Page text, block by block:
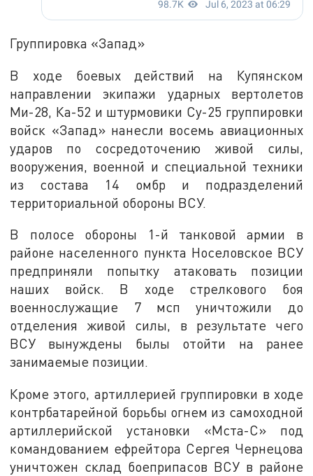
Группировка «Запад»
В ходе боевых действий на Купянском
направлении экипажи ударных вертолетов
Ми-28, Ка-52 и штурмовики Су-25 группировки
войск «Запад» нанесли восемь авиационных
ударов по сосредоточению живой силы,
вооружения, военной и специальной техники
из состава 14 омбр и подразделений
территориальной обороны ВСУ.
В полосе обороны 1-й танковой армии в
районе населенного пункта Носеловское ВСУ
предприняли попытку атаковать позиции
наших войск. В ходе стрелкового боя
военнослужащие 7 мсп уничтожили до
отделения живой силы, в результате чего
ВСУ вынуждены былы отойти на ранее
занимаемые позиции.
Кроме этого, артиллерией группировки в ходе
контрбатарейной борьбы огнем из самоходной
артиллерийской установки «Мста-С» под
командованием ефрейтора Сергея Чернецова
уничтожен склад боеприпасов ВСУ в районе